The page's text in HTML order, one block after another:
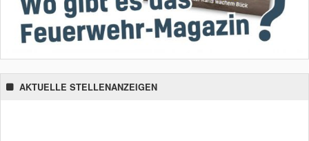
AKTUELLE STELLENANZEIGEN